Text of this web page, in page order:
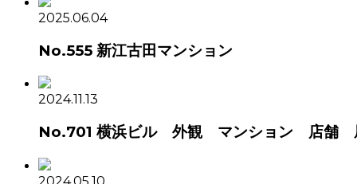
2025.06.04
No.555 新江古田マンション
2024.11.13
No.701 横浜ビル 外観 マンション 店舗